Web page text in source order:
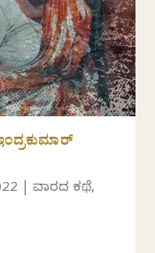
|ವಾರದ ಕಥೆ,